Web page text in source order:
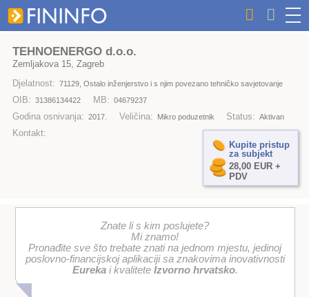
TEHNOENERGO d.o.o.
Zemljakova 15, Zagreb
Djelatnost: 71129, Ostalo inženjerstvo i s njim povezano tehničko savjetovanje
OIB: 31386134422 MB: 04679237
Godina osnivanja: 2017. Veličina: Mikro poduzetnik Status: Aktivan
Kontakt:
Kupite pristup
za subjekt
28,00 EUR +
PDV
Znate li s kim poslujete?
Mi znamo!
Pronađite sve što trebate znati na jednom mjestu, jedinoj
poslovno-financijskoj aplikaciji sa znakovima inovativnosti
Eurekai kvalitete Izvorno hrvatsko.